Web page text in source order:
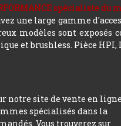
spécialiste du
une large gamme
modèles sont exposés
et brushless. Pièce HPI,
notre site de vente en ligne
spécialisés dans la
Vous trouverez sur